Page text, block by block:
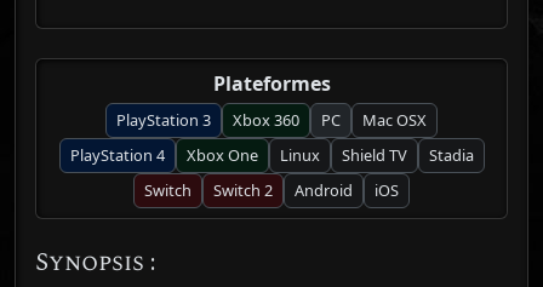
Plateformes
PlayStation 3 Xbox 360 PC
Mac OSX
PlayStation 4
Xbox One Linux Shield TV
Stadia
Switch
Switch 2 Android iOS
Synopsis :